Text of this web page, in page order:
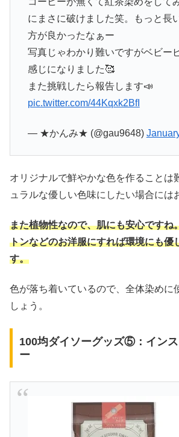
にまさに破けました笑。もっと長
方が良かったなぁー
写真じゃわかり難いですがベビー
感じになりました🥰
また挑戦したら報告します📣
pic.twitter.com/44Kqxk2BfI
— ★かんみ★ (@gau9648)
オリジナルで鮮やかな色を作ることは
ュラルな優しい色味にしたい場合には
また植物性なので、肌にも安心ですね
トンなどのお洋服にすれば環境にも優
す。
色が落ち着いているので、全体染めに
しょう。
100均ダイソーグッズ⑤：イン
ー